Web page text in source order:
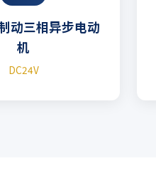
动三相异步电动
机
DC24V